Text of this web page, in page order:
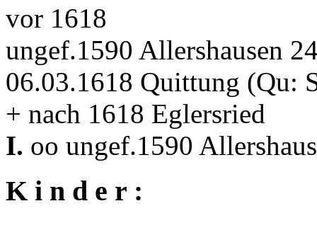
vor 1618
ungef.1590 Allershausen
06.03.1618 Quittung (Qu:
+ nach 1618 Eglersried
I. oo ungef.1590
K i n d e r :